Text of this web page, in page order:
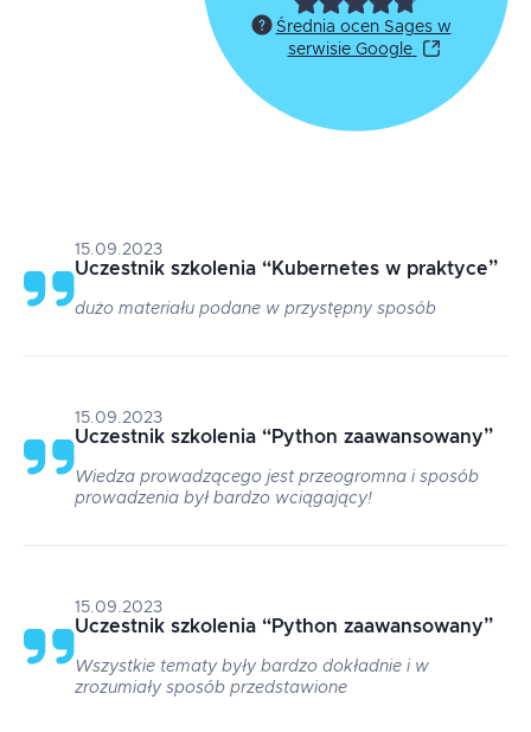
Średnia ocen Sages w
serwisie Google
15.09.2023
Uczestnik szkolenia “Kubernetes w praktyce”
dużo materiału podane w przystępny sposób
15.09.2023
Uczestnik szkolenia “Python zaawansowany”
Wiedza prowadzącego jest przeogromna i sposób
prowadzenia był bardzo wciągający!
15.09.2023
Uczestnik szkolenia “Python zaawansowany”
Wszystkie tematy były bardzo dokładnie i w
zrozumiały sposób przedstawione